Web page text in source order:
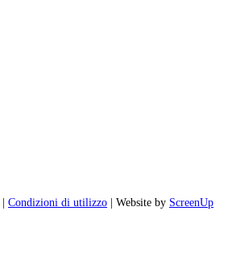
Condizioni di utilizzo | Website by ScreenUp